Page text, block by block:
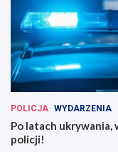
POLICJA WYDARZENIA
Po latach ukrywania,
policji!